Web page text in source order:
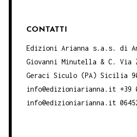
CONTATTI
Edizioni Arianna s.a.s. di
Giovanni Minutella & C. Via
Geraci Siculo (PA) Sicilia
info@edizioniarianna.it +39
info@edizioniarianna.it